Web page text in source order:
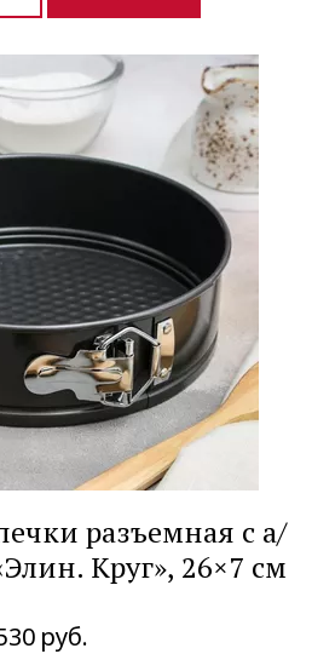
разъемная с а/
Круг», 26×7 см
руб.